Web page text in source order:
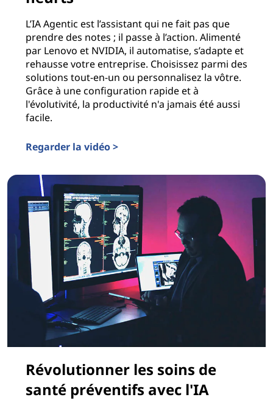
L’IA Agentic est l’assistant qui ne fait pas que
prendre des notes ; il passe à l’action. Alimenté
par Lenovo et NVIDIA, il automatise, s’adapte et
rehausse votre entreprise. Choisissez parmi des
solutions tout-en-un ou personnalisez la vôtre.
Grâce à une configuration rapide et à
l'évolutivité, la productivité n'a jamais été aussi
facile.
Regarder la vidéo >
Révolutionner les soins de
santé préventifs avec l'IA